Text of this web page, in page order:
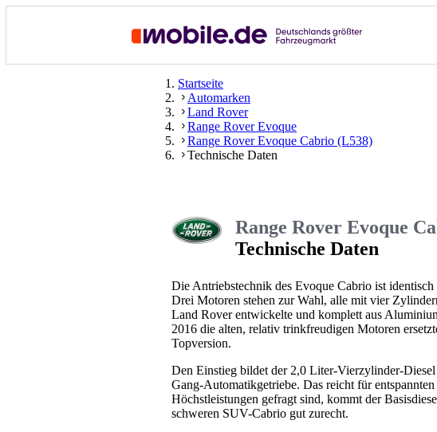
Startseite
Automarken
Land Rover
Range Rover Evoque
Range Rover Evoque Cabrio (L538)
Technische Daten
Range Rover Evoque
Technische Daten
Die Antriebstechnik des Evoque Cabrio ist identisch
Drei Motoren stehen zur Wahl, alle mit vier
Land Rover entwickelte und komplett aus
2016 die alten, relativ trinkfreudigen Motoren
Topversion.
Den Einstieg bildet der 2,0 Liter-Vierzylinder-
Gang-Automatikgetriebe. Das reicht für
Höchstleistungen gefragt sind, kommt der
schweren SUV-Cabrio gut zurecht.